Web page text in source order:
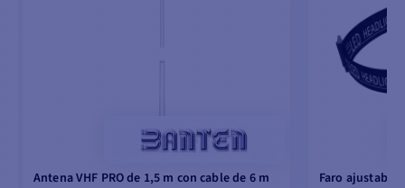
Antena VHF PRO de 1,5 m con cable de 6 m Faro ajustable